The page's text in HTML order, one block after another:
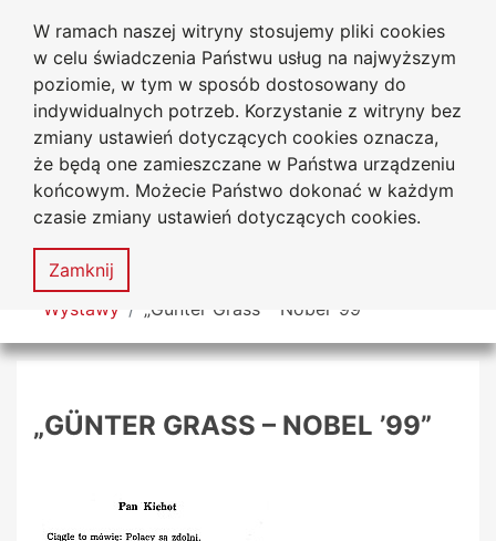
W ramach naszej witryny stosujemy pliki cookies
w celu świadczenia Państwu usług na najwyższym
poziomie, w tym w sposób dostosowany do
indywidualnych potrzeb. Korzystanie z witryny bez
zmiany ustawień dotyczących cookies oznacza,
że będą one zamieszczane w Państwa urządzeniu
końcowym. Możecie Państwo dokonać w każdym
czasie zmiany ustawień dotyczących cookies.
Zamknij
Przejdź do głównego menu
Przejdź do treści
Przejdź do wyszukiwarki
Przejdź do mapy serwisu
Biblioteka Uniwersytecka
Uniwersytetu Jana Długosza
w Częstochowie
Deklaracja
dostępności
Mapa
serwisu
MENU
Tutaj jesteś
Wystawy „Günter Grass – Nobel ’99”
„GÜNTER GRASS – NOBEL ’99”